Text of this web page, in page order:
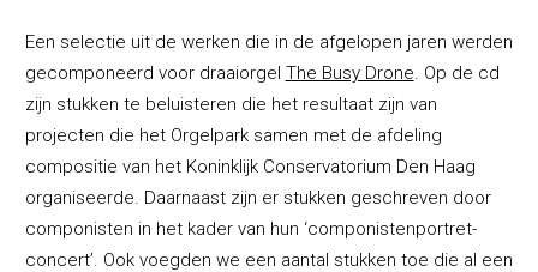
Een selectie uit de werken die in de afgelopen jaren werden
gecomponeerd voor draaiorgel The Busy Drone . Op de cd
zijn stukken te beluisteren die het resultaat zijn van
projecten die het Orgelpark samen met de afdeling
compositie van het Koninklijk Conservatorium Den Haag
organiseerde. Daarnaast zijn er stukken geschreven door
componisten in het kader van hun ‘componistenportret-
concert’. Ook voegden we een aantal stukken toe die al een